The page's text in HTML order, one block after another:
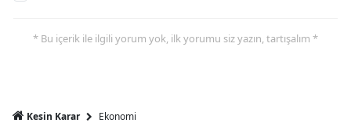
* Bu içerik ile ilgili yorum yok, ilk yorumu siz yazın, tartışalım *
Kesin Karar Ekonomi